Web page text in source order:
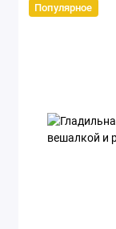
Популярное